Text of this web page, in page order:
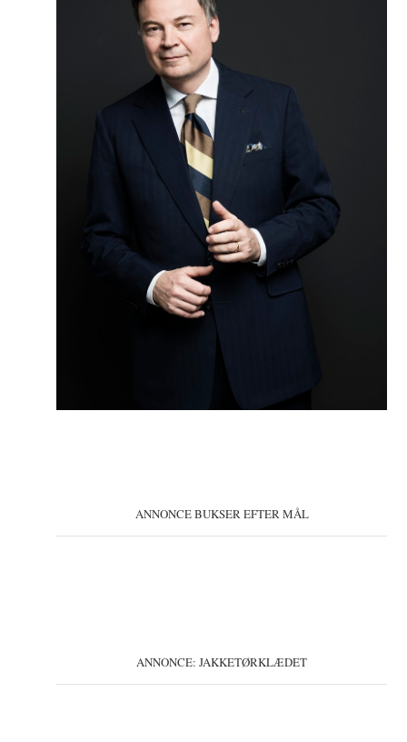
ANNONCE BUKSER EFTER MÅL
ANNONCE: JAKKETØRKLÆDET